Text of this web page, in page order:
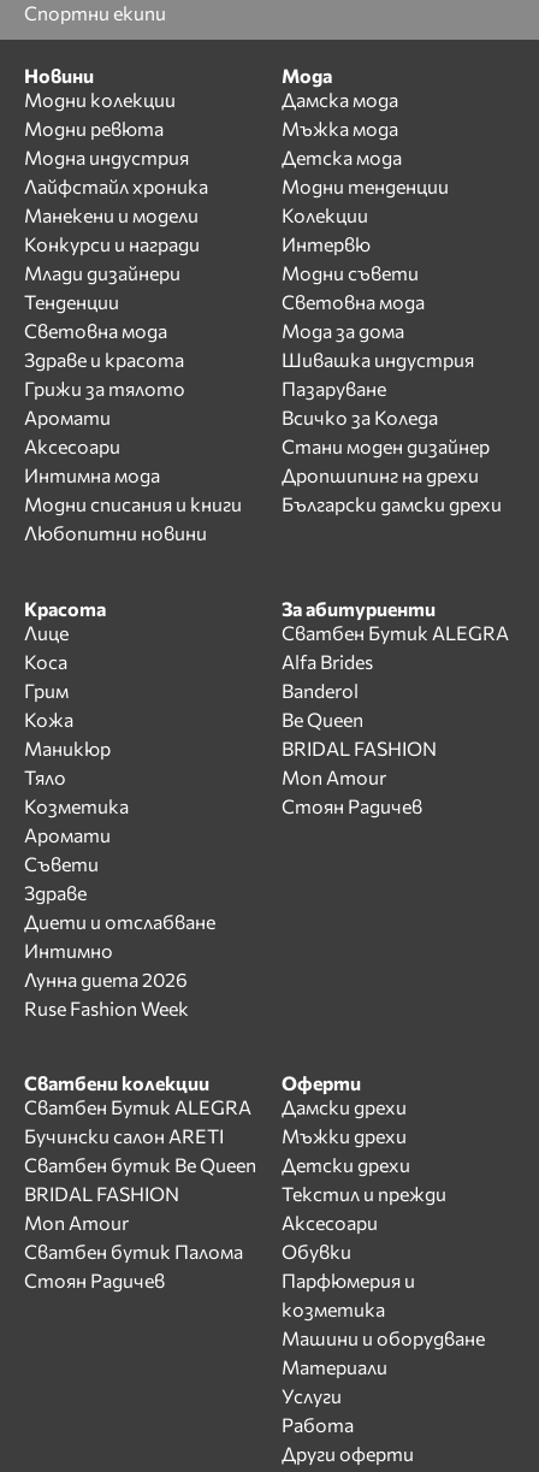
Спортни екипи
Новини
Модни колекции
Модни ревюта
Модна индустрия
Лайфстайл хроника
Манекени и модели
Конкурси и награди
Млади дизайнери
Тенденции
Световна мода
Здраве и красота
Грижи за тялото
Аромати
Аксесоари
Интимна мода
Модни списания и книги
Любопитни новини
Мода
Дамска мода
Мъжка мода
Детска мода
Модни тенденции
Колекции
Интервю
Модни съвети
Световна мода
Мода за дома
Шивашка индустрия
Пазаруване
Всичко за Коледа
Стани моден дизайнер
Дропшипинг на дрехи
Български дамски дрехи
Красота
Лице
Коса
Грим
Кожа
Маникюр
Тяло
Козметика
Аромати
Съвети
Здраве
Диети и отслабване
Интимно
Лунна диета 2026
Ruse Fashion Week
За абитуриенти
Сватбен Бутик ALEGRA
Alfa Brides
Banderol
Be Queen
BRIDAL FASHION
Mon Amour
Стоян Радичев
Сватбени колекции
Сватбен Бутик ALEGRA
Бучински салон ARETI
Сватбен бутик Be Queen
BRIDAL FASHION
Mon Amour
Сватбен бутик Палома
Стоян Радичев
Оферти
Дамски дрехи
Мъжки дрехи
Детски дрехи
Текстил и прежди
Аксесоари
Обувки
Парфюмерия и
козметика
Машини и оборудване
Материали
Услуги
Работа
Други оферти